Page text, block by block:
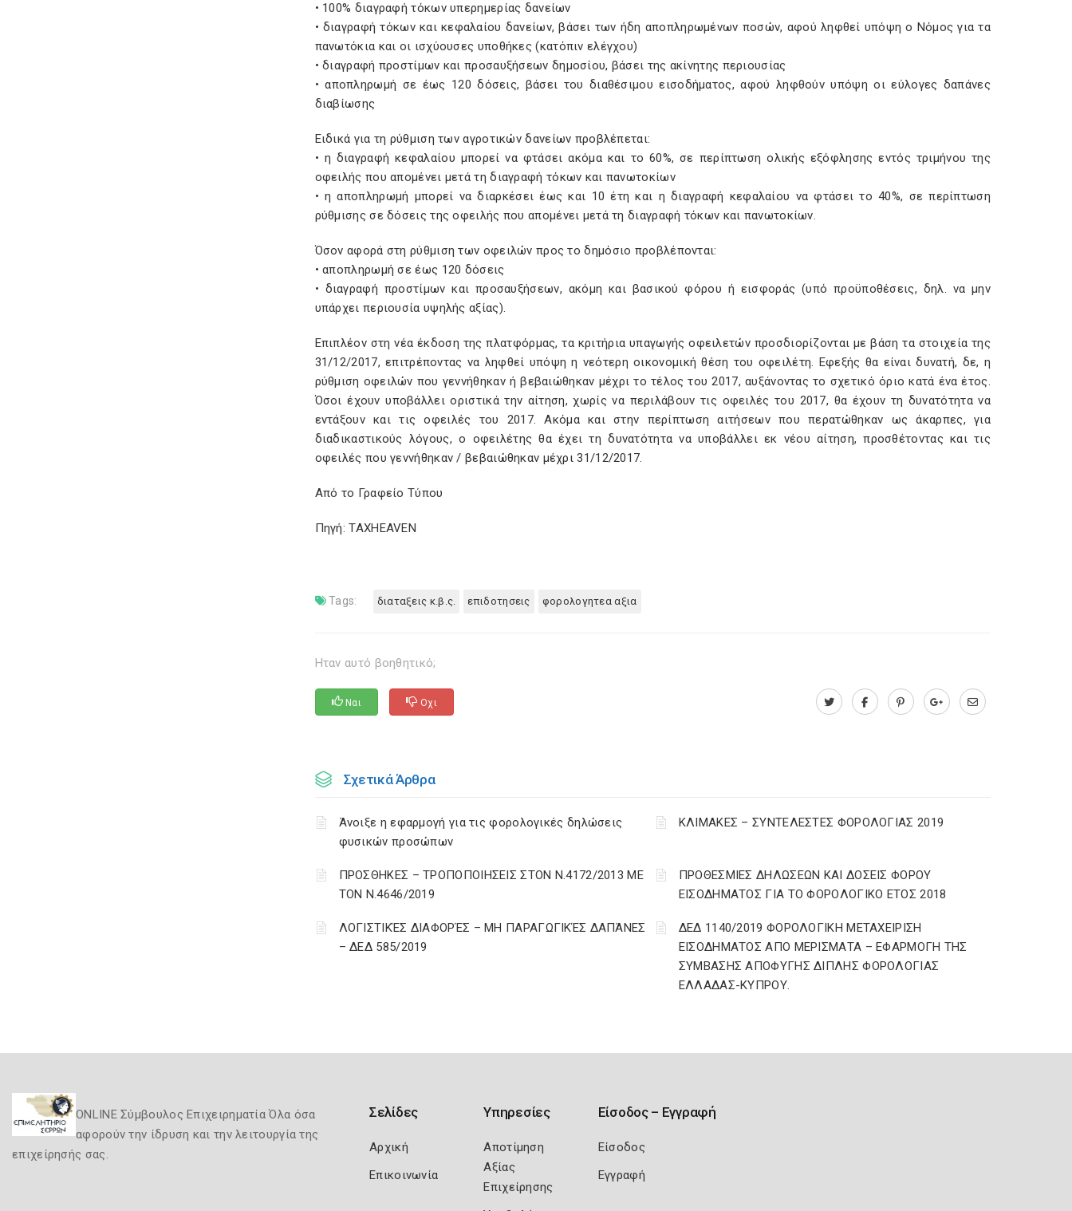
• 100% διαγραφή τόκων υπερημερίας δανείων
• διαγραφή τόκων και κεφαλαίου δανείων, βάσει των ήδη αποπληρωμένων ποσών, αφού ληφθεί υπόψη ο Νόμος για τα
πανωτόκια και οι ισχύουσες υποθήκες (κατόπιν ελέγχου)
• διαγραφή προστίμων και προσαυξήσεων δημοσίου, βάσει της ακίνητης περιουσίας
• αποπληρωμή σε έως 120 δόσεις, βάσει του διαθέσιμου εισοδήματος, αφού ληφθούν υπόψη οι εύλογες δαπάνες
διαβίωσης
Ειδικά για τη ρύθμιση των αγροτικών δανείων προβλέπεται:
• η διαγραφή κεφαλαίου μπορεί να φτάσει ακόμα και το 60%, σε περίπτωση ολικής εξόφλησης εντός τριμήνου της
οφειλής που απομένει μετά τη διαγραφή τόκων και πανωτοκίων
• η αποπληρωμή μπορεί να διαρκέσει έως και 10 έτη και η διαγραφή κεφαλαίου να φτάσει το 40%, σε περίπτωση
ρύθμισης σε δόσεις της οφειλής που απομένει μετά τη διαγραφή τόκων και πανωτοκίων.
Όσον αφορά στη ρύθμιση των οφειλών προς το δημόσιο προβλέπονται:
• αποπληρωμή σε έως 120 δόσεις
• διαγραφή προστίμων και προσαυξήσεων, ακόμη και βασικού φόρου ή εισφοράς (υπό προϋποθέσεις, δηλ. να μην
υπάρχει περιουσία υψηλής αξίας).
Επιπλέον στη νέα έκδοση της πλατφόρμας, τα κριτήρια υπαγωγής οφειλετών προσδιορίζονται με βάση τα στοιχεία της
31/12/2017, επιτρέποντας να ληφθεί υπόψη η νεότερη οικονομική θέση του οφειλέτη. Εφεξής θα είναι δυνατή, δε, η
ρύθμιση οφειλών που γεννήθηκαν ή βεβαιώθηκαν μέχρι το τέλος του 2017, αυξάνοντας το σχετικό όριο κατά ένα έτος.
Όσοι έχουν υποβάλλει οριστικά την αίτηση, χωρίς να περιλάβουν τις οφειλές του 2017, θα έχουν τη δυνατότητα να
εντάξουν και τις οφειλές του 2017. Ακόμα και στην περίπτωση αιτήσεων που περατώθηκαν ως άκαρπες, για
διαδικαστικούς λόγους, ο οφειλέτης θα έχει τη δυνατότητα να υποβάλλει εκ νέου αίτηση, προσθέτοντας και τις
οφειλές που γεννήθηκαν / βεβαιώθηκαν μέχρι 31/12/2017.
Από το Γραφείο Τύπου
Πηγή: TAXHEAVEN
Tags: διαταξεις κ.β.ς. επιδοτησεις φορολογητεα αξια
Ηταν αυτό βοηθητικό;
Ναι Οχι
Σχετικά Άρθρα
Άνοιξε η εφαρμογή για τις φορολογικές δηλώσεις
φυσικών προσώπων
ΚΛΙΜΑΚΕΣ – ΣΥΝΤΕΛΕΣΤΕΣ ΦΟΡΟΛΟΓΙΑΣ 2019
ΠΡΟΣΘΗΚΕΣ – ΤΡΟΠΟΠΟΙΗΣΕΙΣ ΣΤΟΝ Ν.4172/2013 ΜΕ
ΤΟΝ Ν.4646/2019
ΠΡΟΘΕΣΜΙΕΣ ΔΗΛΩΣΕΩΝ ΚΑΙ ΔΟΣΕΙΣ ΦΟΡΟΥ
ΕΙΣΟΔΗΜΑΤΟΣ ΓΙΑ ΤΟ ΦΟΡΟΛΟΓΙΚΟ ΕΤΟΣ 2018
ΛΟΓΙΣΤΙΚΈΣ ΔΙΑΦΟΡΈΣ – ΜΗ ΠΑΡΑΓΩΓΙΚΈΣ ΔΑΠΆΝΕΣ
– ΔΕΔ 585/2019
ΔΕΔ 1140/2019 ΦΟΡΟΛΟΓΙΚΗ ΜΕΤΑΧΕΙΡΙΣΗ
ΕΙΣΟΔΗΜΑΤΟΣ ΑΠΟ ΜΕΡΙΣΜΑΤΑ – ΕΦΑΡΜΟΓΗ ΤΗΣ
ΣΥΜΒΑΣΗΣ ΑΠΟΦΥΓΗΣ ΔΙΠΛΗΣ ΦΟΡΟΛΟΓΙΑΣ
ΕΛΛΑΔΑΣ-ΚΥΠΡΟΥ.
ONLINE Σύμβουλος Επιχειρηματία Όλα όσα
αφορούν την ίδρυση και την λειτουργία της
επιχείρησής σας.
Σελίδες
Αρχική
Επικοινωνία
Υπηρεσίες
Αποτίμηση
Αξίας
Επιχείρησης
Είσοδος – Εγγραφή
Είσοδος
Εγγραφή